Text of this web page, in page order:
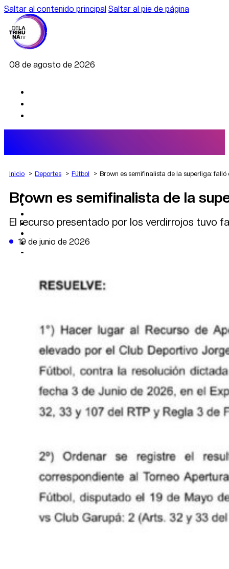
Saltar al contenido principal Saltar al pie de página
08 de agosto de 2026
AGRO
DEPORTES
POLÍTICA
DATA FIRME
Inicio Deportes Fútbol Brown es semifinalista de la superliga: falló
Brown es semifinalista de la
El recurso presentado por los verdirrojos tuvo
19 de junio de 2026